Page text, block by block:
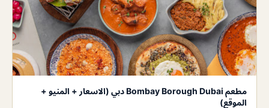
مطعم Bombay Borough Dubai دبي (الاسعار + المنيو +
الموقع)